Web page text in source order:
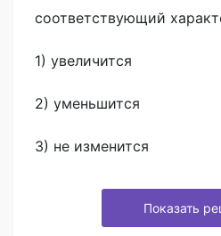
соответствующий
1) увеличится
2) уменьшится
3) не изменится
Показать